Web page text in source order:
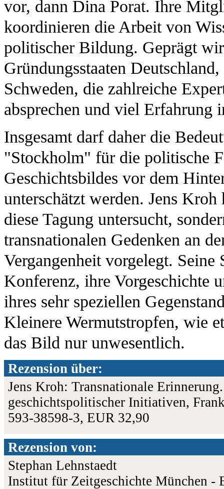
vor, dann Dina Porat. Ihre
koordinieren die Arbeit von
politischer Bildung. Geprägt
Gründungsstaaten
Schweden, die zahlreiche
absprechen und viel Erfahrung
Insgesamt darf daher die
"Stockholm" für die politische
Geschichtsbildes vor dem
unterschätzt werden. Jens
diese Tagung untersucht,
transnationalen Gedenken an
Vergangenheit vorgelegt.
Konferenz, ihre Vorgeschichte
ihres sehr speziellen
Kleinere Wermutstropfen, wie
das Bild nur unwesentlich.
Rezension über:
Jens Kroh: Transnationale
geschichtspolitischer Initiativen,
593-38598-3, EUR 32,90
Rezension von:
Stephan Lehnstaedt
Institut für Zeitgeschichte München -